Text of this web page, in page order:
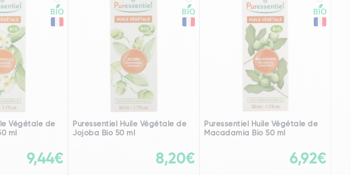
Végétale de
ml
9,44€
Puressentiel Huile Végétale de
Jojoba Bio 50 ml
8,20€
Puressentiel Huile Végétale de
Macadamia Bio 50 ml
6,92€